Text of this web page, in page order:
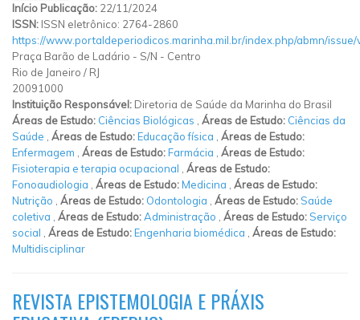
Início Publicação: 22/11/2024
ISSN: ISSN eletrônico: 2764-2860
https://www.portaldeperiodicos.marinha.mil.br/index.php/abmn/
Praça Barão de Ladário - S/N - Centro
Rio de Janeiro / RJ
20091000
Instituição Responsável: Diretoria de Saúde da Marinha do Brasil
Áreas de Estudo: Ciências Biológicas Áreas de Estudo: Ciências da
Saúde
Áreas de Estudo:Educação física
Áreas de Estudo:
Enfermagem
Áreas de Estudo:Farmácia
Áreas de Estudo:
Fisioterapia e terapia ocupacional
Áreas de Estudo:
Fonoaudiologia
Áreas de Estudo:Medicina
Áreas de Estudo:
Nutrição
Áreas de Estudo: Odontologia Áreas de Estudo:Saúde
coletiva
Áreas de Estudo:Administração Áreas de Estudo:Serviço
social
Áreas de Estudo:Engenharia biomédica
Áreas de Estudo:
Multidisciplinar
REVISTA EPISTEMOLOGIA E PRÁXIS